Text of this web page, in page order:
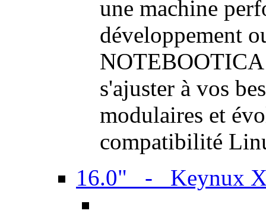
une machine
développement
NOTEBOOTICA
s'ajuster à vos
modulaires et
compatibilité
16.0" - Keynux